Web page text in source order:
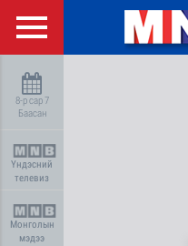
8-р сар 7
Баасан
Үндэсний
телевиз
Монголын
мэдээ